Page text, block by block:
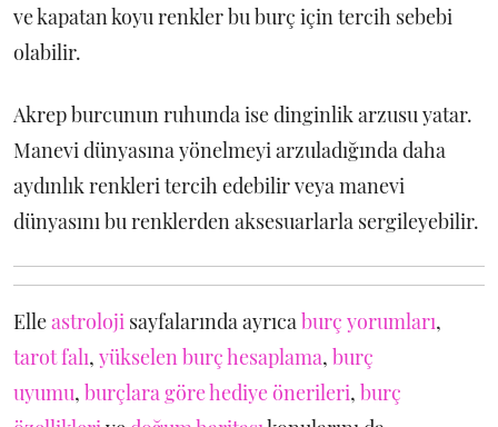
ve kapatan koyu renkler bu burç için tercih sebebi
olabilir.
Akrep burcunun ruhunda ise dinginlik arzusu yatar.
Manevi dünyasına yönelmeyi arzuladığında daha
aydınlık renkleri tercih edebilir veya manevi
dünyasını bu renklerden aksesuarlarla sergileyebilir.
Elleastroloji sayfalarında ayrıcaburç yorumları,
tarot falı, yükselen burç hesaplama, burç
uyumu, burçlara göre hediye önerileri, burç